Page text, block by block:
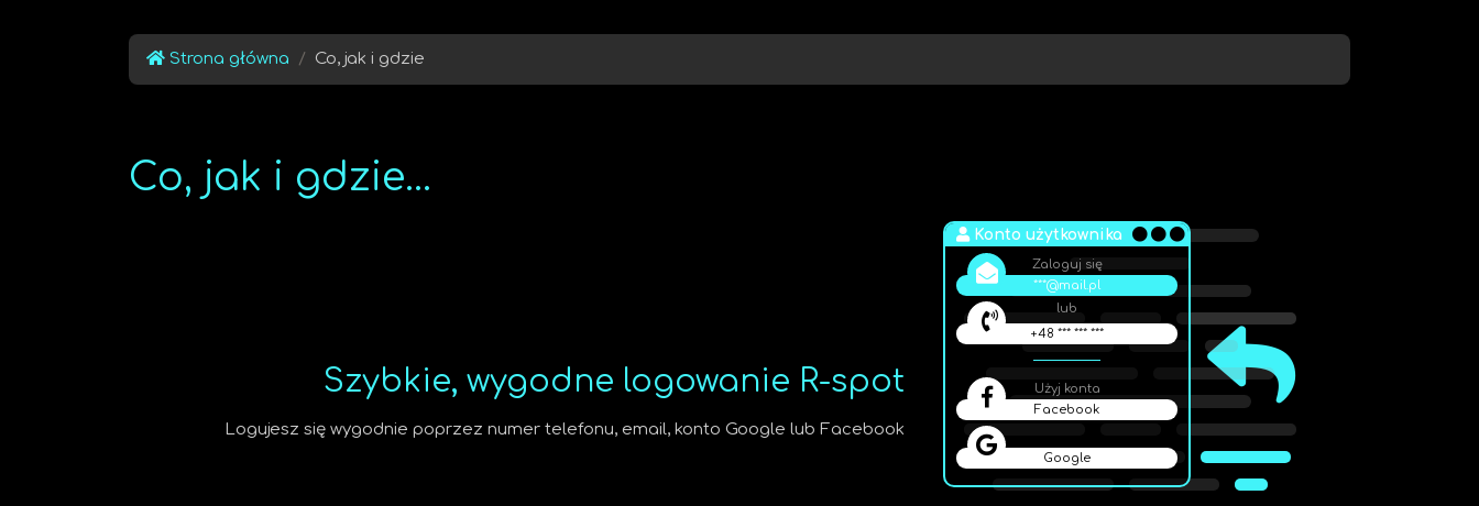
Strona główna Co, jak i gdzie
Co, jak i gdzie...
Szybkie, wygodne logowanie R-spot
Logujesz się wygodnie poprzez numer telefonu, email, konto Google lub Facebook
Konto użytkownika
Zaloguj się
***@mail.pl
lub
+48 *** *** ***
Użyj konta
Facebook
Google